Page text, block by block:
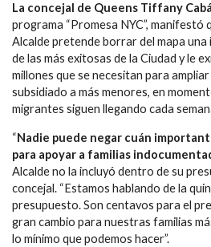
La concejal de Queens Tiffany
programa “Promesa NYC”, manifestó
Alcalde pretende borrar del mapa una
de las más exitosas de la Ciudad y le
millones que se necesitan para
subsidiado a más menores, en
migrantes siguen llegando cada
“Nadie puede negar cuán
para apoyar a familias
Alcalde no la incluyó dentro de su
concejal. “Estamos hablando de la
presupuesto. Son centavos para el
gran cambio para nuestras familias
lo mínimo que podemos hacer”.